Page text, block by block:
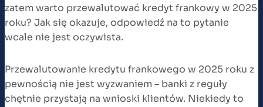
zatem warto przewalutować kredyt frankowy w 2025
roku? Jak się okazuje, odpowiedź na to pytanie
wcale nie jest oczywista.
Przewalutowanie kredytu frankowego w 2025 roku z
pewnością nie jest wyzwaniem – banki z reguły
chętnie przystają na wnioski klientów. Niekiedy to